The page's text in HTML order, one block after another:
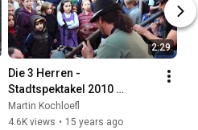
2:29
Die 3 Herren -
Stadtspektakel 2010
Landshut
Martin Kochloefl
4.6K views • 15 years ago